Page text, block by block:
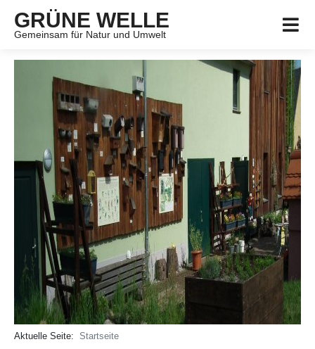
GRÜNE WELLE
Gemeinsam für Natur und Umwelt
Aktuelle Seite: Startseite